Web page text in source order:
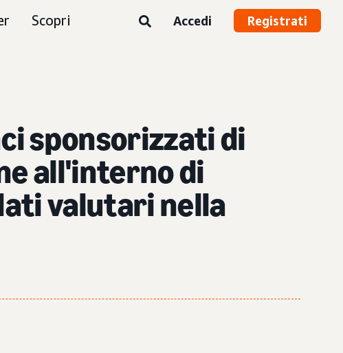
Scopri Accedi Registrati
sponsorizzati di
all'interno di
valutari nella